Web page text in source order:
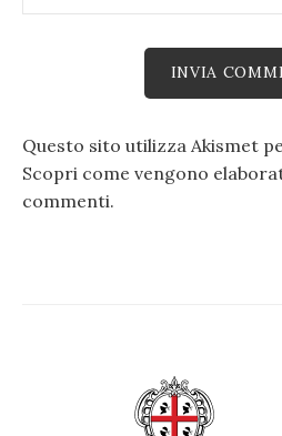
Questo sito utilizza Akismet
Scopri come vengono
commenti.